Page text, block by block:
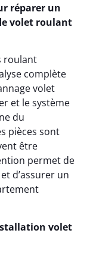
réparer un
volet roulant
roulant
complète
volet
et le système
du
pièces sont
être
permet de
d’assurer un
volet